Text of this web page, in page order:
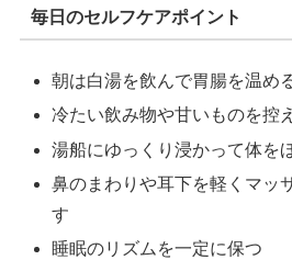
毎日のセルフケアポイント
朝は白湯を飲んで胃腸を温め
冷たい飲み物や甘いものを控
湯船にゆっくり浸かって体を
鼻のまわりや耳下を軽くマッ
す
睡眠のリズムを一定に保つ